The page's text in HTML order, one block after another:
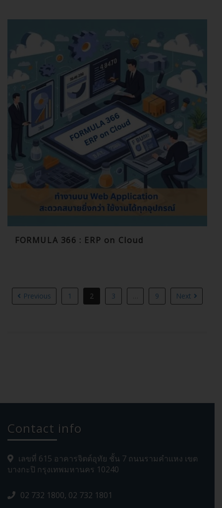
FORMULA 366 : ERP on Cloud
Previous 1 2 3 9 Next
Contact info
เลขที่ 615 อาคารจิตต์อุทัย ชั้น 7 ถนนรามคำแหง เขต
บางกะปิ กรุงเทพมหานคร 10240
02 732 1800, 02 732 1801